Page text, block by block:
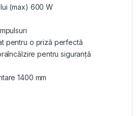
(max) 600 W
pentru o priză perfectă
pentru siguranță
1400 mm